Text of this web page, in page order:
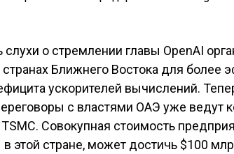
о стремлении главы OpenAI
Ближнего Востока для более
ускорителей вычислений.
с властями ОАЭ уже ведут
Совокупная стоимость
этой стране, может достичь $100